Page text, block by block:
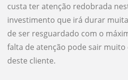
custa ter atenção redobrada
investimento que irá durar
de ser resguardado com o
falta de atenção pode sair muito
deste cliente.